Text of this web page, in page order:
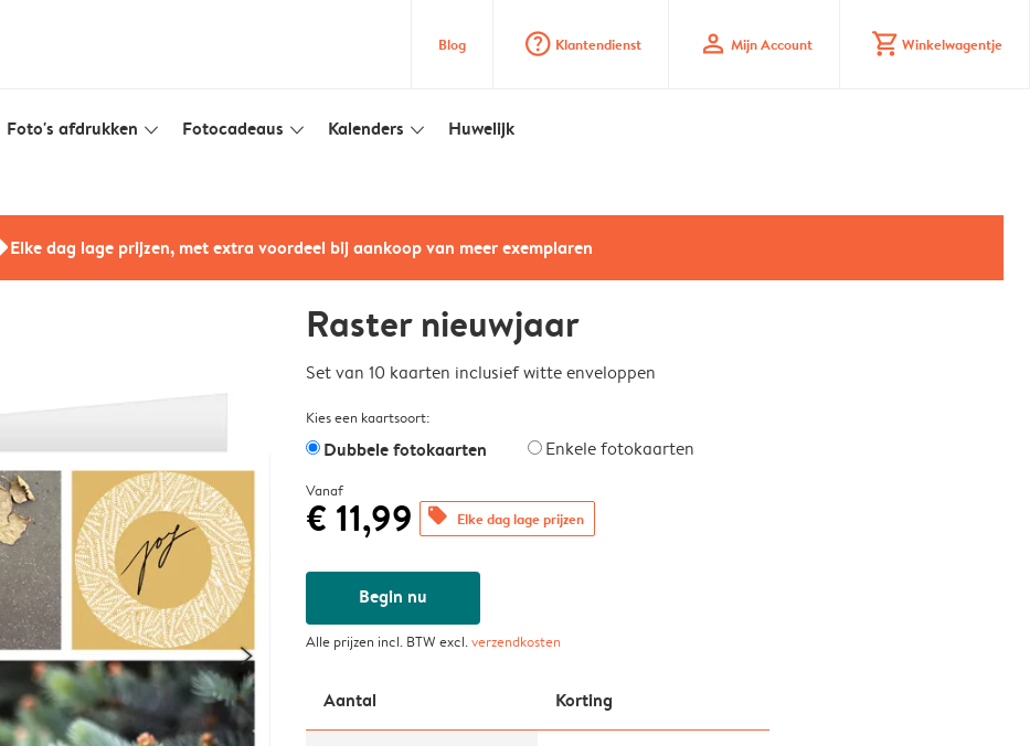
Blog question_mark_circle Klantendienst profile Mijn Account shopping_cart Winkelwagentje
Foto's afdrukken slim_arrow_down Fotocadeaus slim_arrow_down Kalenders slim_arrow_down Huwelijk
Elke dag lage prijzen, met extra voordeel bij aankoop van meer exemplaren
Raster nieuwjaar
Set van 10 kaarten inclusief witte enveloppen
Kies een kaartsoort:
Dubbele fotokaarten Enkele fotokaarten
Vanaf
€ 11,99 offers Elke dag lage prijzen
Begin nu
Alle prijzen incl. BTW excl.verzendkosten
Aantal Korting